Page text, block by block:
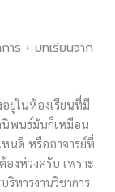
าร + บทเรียนจาก
ยู่ในห้องเรียนที่มี
นิพนธ์มันก็เหมือน
นดี หรืออาจารย์ที่
งห่วงครับ เพราะ
หารงานวิชาการ